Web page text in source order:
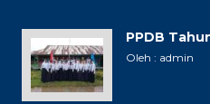
PPDB
Oleh : admin